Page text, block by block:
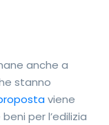
anche a
stanno
viene
per l’edilizia